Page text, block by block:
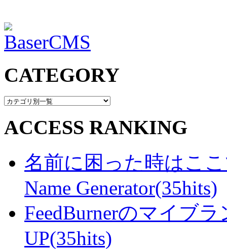
CATEGORY
ACCESS RANKING
名前に困った時はここ
Name Generator(35hits)
FeedBurnerのマイブ
UP(35hits)